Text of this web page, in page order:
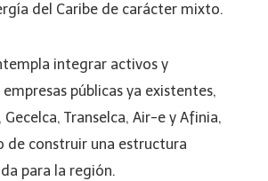
del Caribe de carácter mixto.
integrar activos y
públicas ya existentes,
Transelca, Air-e y Afinia,
de construir una estructura
para la región.